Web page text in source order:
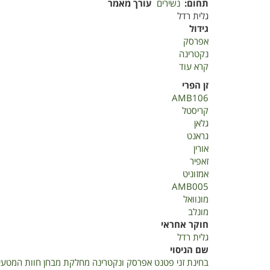
תחום נשירים עורך מאמר
גלית רדל
גידול
אפרסק
נקטרינה
קרא עוד
זני
אפרסק
זן הפרי
AMB106
קריסטל
גלאן
גראנט
אורין
זאפיר
אמזוניט
AMB005
מונוואל
מונלב
חוקר אחראי
גלית רדל
שם הניסוי
בחינת זני פטנט אפרסק ונקטרינה מחלקת מבחן חוות המטעים